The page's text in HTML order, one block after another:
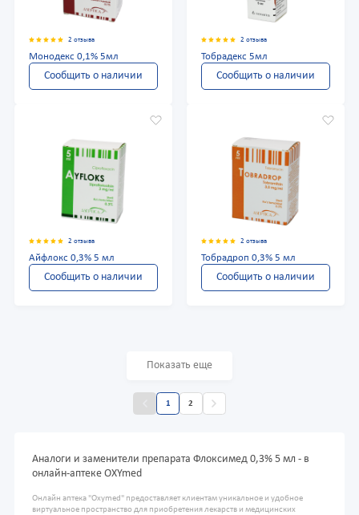
2 отзыва
Монодекс 0,1% 5мл
Сообщить о наличии
2 отзыва
Тобрадекс 5мл
Сообщить о наличии
2 отзыва
Айфлокс 0,3% 5 мл
Сообщить о наличии
2 отзыва
Тобрадроп 0,3% 5 мл
Сообщить о наличии
Показать еще
1 2
Аналоги и заменители препарата Флоксимед 0,3% 5 мл - в
онлайн-аптеке OXYmed
Онлайн аптека "Oxymed" предоставляет клиентам уникальное и удобное
виртуальное пространство для приобретения лекарств и медицинских